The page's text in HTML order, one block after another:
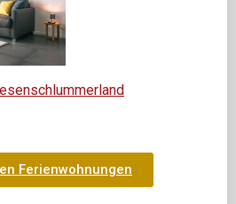
Ferien­wohnungen